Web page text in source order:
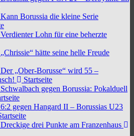
Kann Borussia die kleine Serie
Verdienter Lohn für eine beherzte
„Chrissie“ hätte seine helle Freude
Der „Ober-Borusse“ wird 55 –
Startseite
Schwalbach gegen Borussia: Pokalduell
6:2 gegen Hangard II – Borussias U23
Dreckige drei Punkte am Franzenhaus